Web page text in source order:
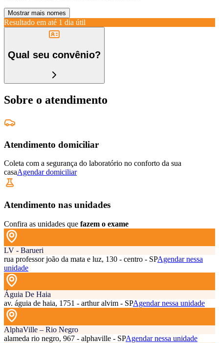
Mostrar mais nomes
Resultado em até 1 dia útil
Qual seu convênio?
Sobre o atendimento
Atendimento domiciliar
Coleta com a segurança do laboratório no conforto da sua
casaAgendar domiciliar
Atendimento nas unidades
Confira as unidades que fazem o exame
LV - Barueri
rua professor joão da mata e luz, 130 - centro - SPAgendar nessa
unidade
Águia De Haia
av. águia de haia, 1751 - arthur alvim - SPAgendar nessa unidade
AlphaVille – Rio Negro
alameda rio negro, 967 - alphaville - SPAgendar nessa unidade